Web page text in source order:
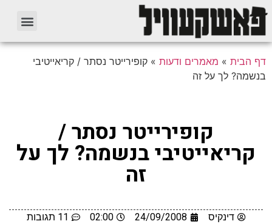
דף הבית » מאמרים ודעות » קופירייטר נסתר / קריאייטיבי
בנשמה? לך על זה
קופירייטר נסתר /
קריאייטיבי בנשמה? לך על
זה
דינקיס 24/09/2008
02:00 11 תגובות